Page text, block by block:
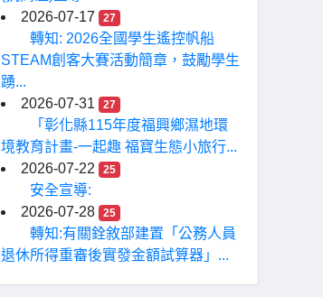
2026-07-17
27
轉知: 2026全國學生遙控帆船
STEAM創客大賽活動簡章，鼓勵學生
踴...
2026-07-31
27
「彰化縣115年度福興鄉濕地環
境教育計畫-一起趣 福寶生態小旅行...
2026-07-22
25
安全宣導:
2026-07-28
25
轉知:有關銓敘部建置「公務人員
退休所得重審後實發金額試算器」...